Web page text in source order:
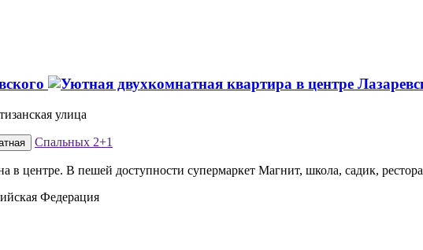
улица
Спальных 2+1
центре. В пешей доступности супермаркет Магнит, школа, садик,
Федерация